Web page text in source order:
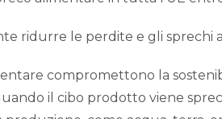
ridurre le perdite e gli sprechi
compromettono la
il cibo prodotto viene